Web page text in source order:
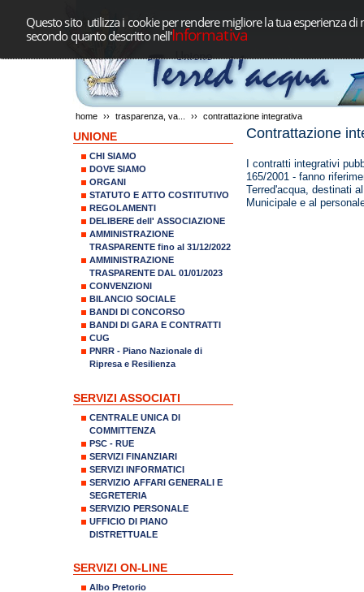
Questo sito utilizza i cookie per rendere migliore la tua esperienza
secondo quanto descritto nell'Informativa
home ›› trasparenza, va... ›› contrattazione integrativa
UNIONE
CHI SIAMO
DOVE SIAMO
ORGANI
STATUTO E ATTO COSTITUTIVO
REGOLAMENTI
DELIBERE dell' ASSOCIAZIONE
AMMINISTRAZIONE
TRASPARENTE fino al 31/12/2022
AMMINISTRAZIONE
TRASPARENTE DAL 01/01/2023
CONVENZIONI
BILANCIO SOCIALE
BANDI DI CONCORSO
BANDI DI GARA E CONTRATTI
CUG
PNRR - Piano Nazionale di
Ripresa e Resilienza
SERVIZI ASSOCIATI
CENTRALE UNICA DI
COMMITTENZA
PSC - RUE
SERVIZI FINANZIARI
SERVIZI INFORMATICI
SERVIZIO AFFARI GENERALI E
SEGRETERIA
SERVIZIO PERSONALE
UFFICIO DI PIANO
DISTRETTUALE
SERVIZI ON-LINE
Albo Pretorio
Contrattazione
I contratti integrativi
165/2001 - fanno
Terred'acqua, destinati
Municipale e al